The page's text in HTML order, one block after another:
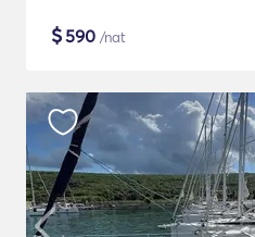
$590 /nat